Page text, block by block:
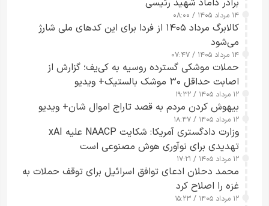
برادر داماد شهید رئیسی
۱۴ مرداد ۱۴۰۵ / ۰۸:۰۰
کالابرگ مرداد ۱۴۰۵ از فردا برای این کدهای ملی شارژ
می‌شود
۱۴ مرداد ۱۴۰۵ / ۰۷:۴۷
حملات موشکی گسترده روسیه به کی‌یف؛ گزارش از
اصابت حداقل ۳۰ موشک بالستیک+ ویدیو
۱۲ مرداد ۱۴۰۵ / ۱۹:۳۲
بیهوش کردن مردم به قصد تاراج اموال شان+ ویدیو
۱۲ مرداد ۱۴۰۵ / ۱۸:۴۷
وزارت دادگستری آمریکا: شکایت NAACP علیه xAI
تهدیدی برای نوآوری هوش مصنوعی است
۱۲ مرداد ۱۴۰۵ / ۱۷:۲۱
محمد دحلان ادعای توافق اسرائیل برای توقف حملات به
غزه را اصلاح کرد
۱۲ مرداد ۱۴۰۵ / ۱۵:۲۳